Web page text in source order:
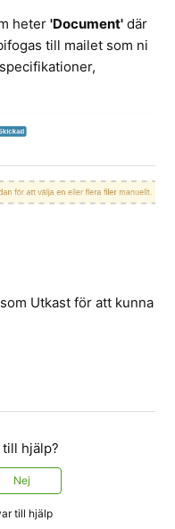
heter'Document' där
till mailet som ni
Utkast för att kunna
hjälp?
Nej
till hjälp